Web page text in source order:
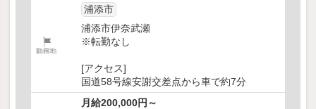
浦添市
浦添市伊奈武瀬
※転勤なし
[アクセス]
国道58号線安謝交差点から車で約7分
月給200,000円～